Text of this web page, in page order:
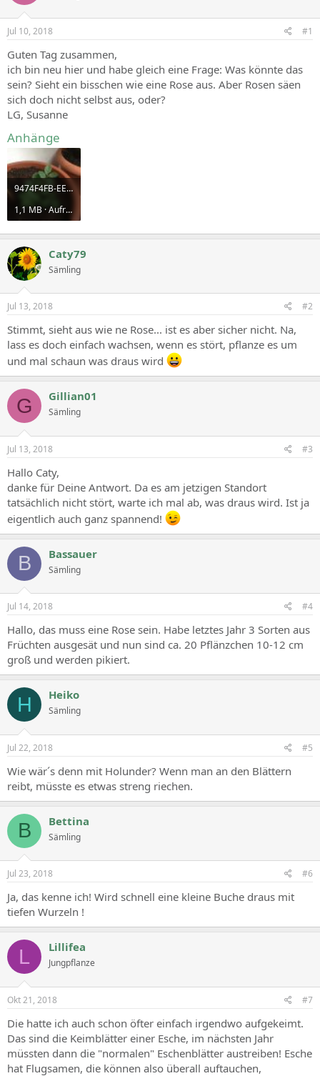
Jul 10, 2018 #1
Guten Tag zusammen,
ich bin neu hier und habe gleich eine Frage: Was könnte das
sein? Sieht ein bisschen wie eine Rose aus. Aber Rosen säen
sich doch nicht selbst aus, oder?
LG, Susanne
Anhänge
9474F4FB-EEC8-4A29-8C85-0C00845509F1.jpeg
1,1 MB · Aufrufe: 1.936
Caty79
Sämling
Jul 13, 2018 #2
Stimmt, sieht aus wie ne Rose... ist es aber sicher nicht. Na,
lass es doch einfach wachsen, wenn es stört, pflanze es um
und mal schaun was draus wird
G Gillian01
Sämling
Jul 13, 2018 #3
Hallo Caty,
danke für Deine Antwort. Da es am jetzigen Standort
tatsächlich nicht stört, warte ich mal ab, was draus wird. Ist ja
eigentlich auch ganz spannend!
B Bassauer
Sämling
Jul 14, 2018 #4
Hallo, das muss eine Rose sein. Habe letztes Jahr 3 Sorten aus
Früchten ausgesät und nun sind ca. 20 Pflänzchen 10-12 cm
groß und werden pikiert.
H Heiko
Sämling
Jul 22, 2018 #5
Wie wär´s denn mit Holunder? Wenn man an den Blättern
reibt, müsste es etwas streng riechen.
B Bettina
Sämling
Jul 23, 2018 #6
Ja, das kenne ich! Wird schnell eine kleine Buche draus mit
tiefen Wurzeln !
L Lillifea
Jungpflanze
Okt 21, 2018 #7
Die hatte ich auch schon öfter einfach irgendwo aufgekeimt.
Das sind die Keimblätter einer Esche, im nächsten Jahr
müssten dann die "normalen" Eschenblätter austreiben! Esche
hat Flugsamen, die können also überall auftauchen,